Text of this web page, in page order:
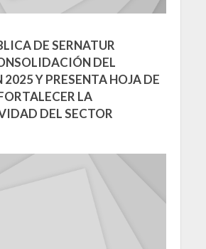
DE SERNATUR
DEL
2025 Y PRESENTA HOJA DE
LA
DEL SECTOR